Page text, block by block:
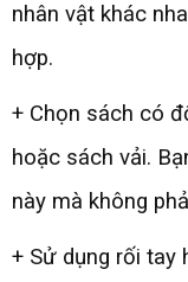
nhân vật khác
hợp.
+ Chọn sách có
hoặc sách vải.
này mà không
+ Sử dụng rối tay